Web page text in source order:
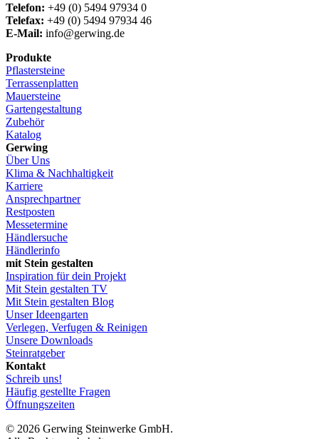
Telefon: +49 (0) 5494 97934 0
Telefax: +49 (0) 5494 97934 46
E-Mail: info@gerwing.de
Produkte
Pflastersteine
Terrassenplatten
Mauersteine
Gartengestaltung
Zubehör
Katalog
Gerwing
Über Uns
Klima & Nachhaltigkeit
Karriere
Ansprechpartner
Restposten
Messetermine
Händlersuche
Händlerinfo
mit Stein gestalten
Inspiration für dein Projekt
Mit Stein gestalten TV
Mit Stein gestalten Blog
Unser Ideengarten
Verlegen, Verfugen & Reinigen
Unsere Downloads
Steinratgeber
Kontakt
Schreib uns!
Häufig gestellte Fragen
Öffnungszeiten
© 2026 Gerwing Steinwerke GmbH.